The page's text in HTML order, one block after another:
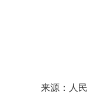
来源：人